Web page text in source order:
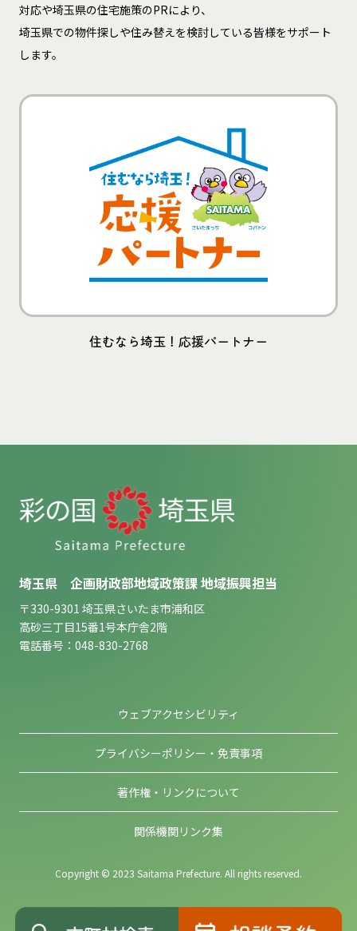
対応や埼玉県の住宅施策のPRにより、
埼玉県での物件探しや住み替えを検討している皆様をサポート
します。
住むなら埼玉！応援パートナー
埼玉県 企画財政部地域政策課 地域振興担当
〒330-9301 埼玉県さいたま市浦和区
高砂三丁目15番1号本庁舎2階
電話番号：048-830-2768
ウェブアクセシビリティ
プライバシーポリシー・免責事項
著作権・リンクについて
関係機関リンク集
Copyright © 2023 Saitama Prefecture. All rights reserved.